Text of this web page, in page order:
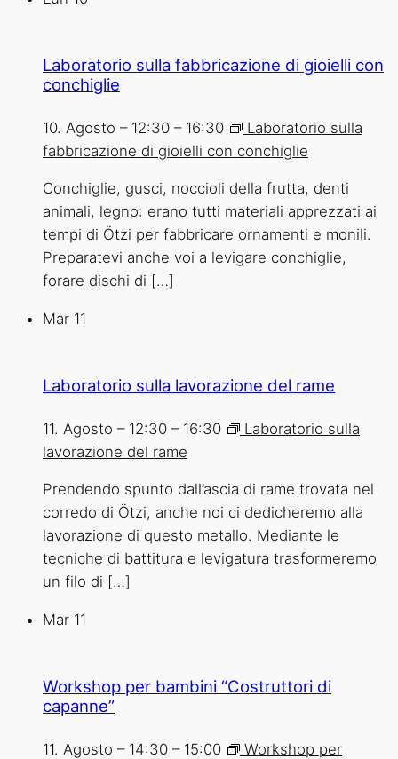
Laboratorio sulla fabbricazione di gioielli con
conchiglie
10. Agosto – 12:30 – 16:30
Laboratorio sulla
fabbricazione di gioielli con conchiglie
Conchiglie, gusci, noccioli della frutta, denti
animali, legno: erano tutti materiali apprezzati ai
tempi di Ötzi per fabbricare ornamenti e monili.
Preparatevi anche voi a levigare conchiglie,
forare dischi di […]
Mar 11
Laboratorio sulla lavorazione del rame
11. Agosto – 12:30 – 16:30
Laboratorio sulla
lavorazione del rame
Prendendo spunto dall’ascia di rame trovata nel
corredo di Ötzi, anche noi ci dedicheremo alla
lavorazione di questo metallo. Mediante le
tecniche di battitura e levigatura trasformeremo
un filo di […]
Mar 11
Workshop per bambini “Costruttori di
capanne”
11. Agosto – 14:30 – 15:00
Workshop per